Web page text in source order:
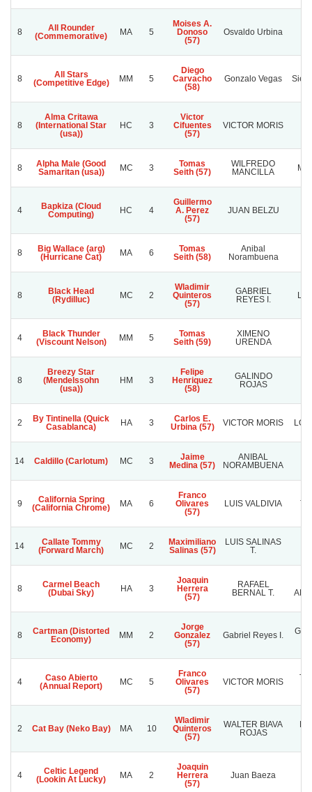
8
All Rounder
(Commemorative)
MA 5
Moises A.
Donoso
(57)
Osvaldo Urbina
8
All Stars
(Competitive Edge)
MM 5
Diego
Carvacho
(58)
Gonzalo Vegas
8
Alma Critawa
(International Star
(usa))
HC 3
Victor
Cifuentes
(57)
VICTOR MORIS
8
Alpha Male (Good
Samaritan (usa))
MC 3
Tomas
Seith (57)
WILFREDO
MANCILLA
4
Bapkiza (Cloud
Computing)
HC 4
Guillermo
A. Perez
(57)
JUAN BELZU
8
Big Wallace (arg)
(Hurricane Cat)
MA 6
Tomas
Seith (58)
Anibal
Norambuena
8
Black Head
(Rydilluc)
MC 2
Wladimir
Quinteros
(57)
GABRIEL
REYES I.
4
Black Thunder
(Viscount Nelson)
MM 5
Tomas
Seith (59)
XIMENO
URENDA
8
Breezy Star
(Mendelssohn
(usa))
HM 3
Felipe
Henriquez
(58)
GALINDO
ROJAS
2
By Tintinella (Quick
Casablanca)
HA 3
Carlos E.
Urbina (57)
VICTOR MORIS
14 Caldillo (Carlotum) MC 3
Jaime
Medina (57)
ANIBAL
NORAMBUENA
9
California Spring
(California Chrome)
MA 6
Franco
Olivares
(57)
LUIS VALDIVIA
14
Callate Tommy
(Forward March)
MC 2
Maximiliano
Salinas (57)
LUIS SALINAS
T.
8
Carmel Beach
(Dubai Sky)
HA 3
Joaquin
Herrera
(57)
RAFAEL
BERNAL T.
8
Cartman (Distorted
Economy)
MM 2
Jorge
Gonzalez
(57)
Gabriel Reyes I.
4
Caso Abierto
(Annual Report)
MC 5
Franco
Olivares
(57)
VICTOR MORIS
2 Cat Bay (Neko Bay) MA 10
Wladimir
Quinteros
(57)
WALTER BIAVA
ROJAS
4
Celtic Legend
(Lookin At Lucky)
MA 2
Joaquin
Herrera
(57)
Juan Baeza